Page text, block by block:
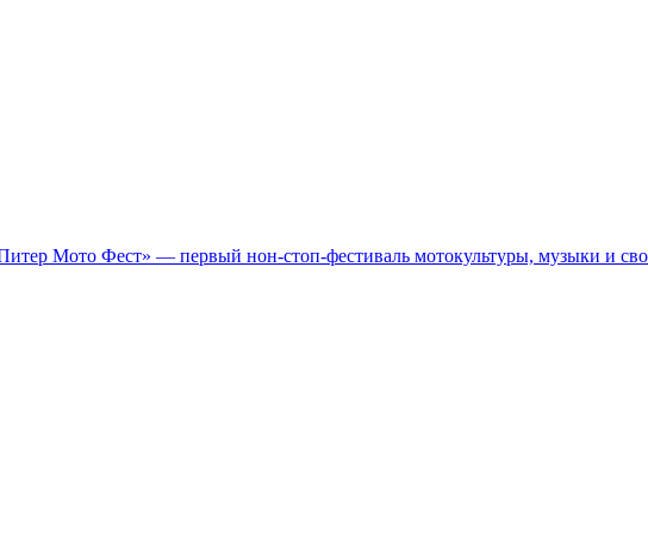
Мото Фест» — первый нон-стоп-фестиваль мотокультуры, музыки и